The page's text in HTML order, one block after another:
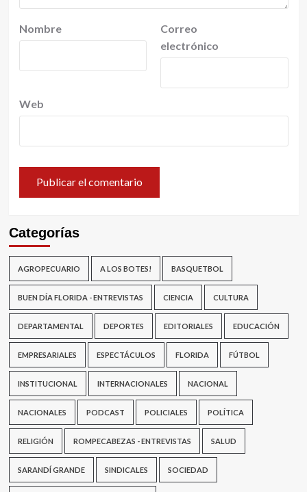
Nombre
Correo
electrónico
Web
Categorías
AGROPECUARIO A LOS BOTES! BASQUETBOL
BUEN DÍA FLORIDA - ENTREVISTAS CIENCIA CULTURA
DEPARTAMENTAL DEPORTES EDITORIALES EDUCACIÓN
EMPRESARIALES ESPECTÁCULOS FLORIDA FÚTBOL
INSTITUCIONAL INTERNACIONALES NACIONAL
NACIONALES PODCAST POLICIALES POLÍTICA
RELIGIÓN ROMPECABEZAS - ENTREVISTAS SALUD
SARANDÍ GRANDE SINDICALES SOCIEDAD